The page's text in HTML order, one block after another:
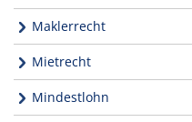
Maklerrecht
Mietrecht
Mindestlohn